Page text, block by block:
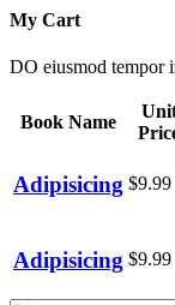
My Cart
DO eiusmod tempor
Book Name
Adipisicing $9.99
Adipisicing $9.99